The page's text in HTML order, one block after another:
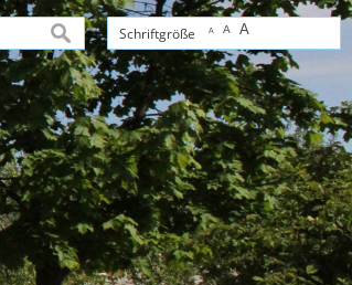
Schriftgröße A A A
suchen